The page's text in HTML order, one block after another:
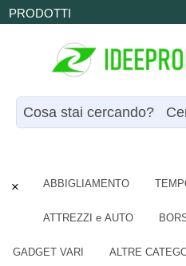
× ABBIGLIAMENTO
ATTREZZI e AUTO
GADGET VARI ALTRE
PRODOTTI